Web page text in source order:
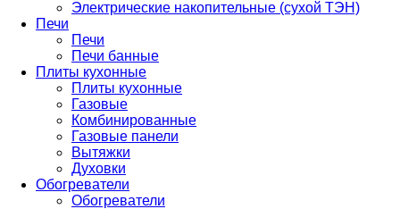
Электрические накопительные (сухой ТЭН)
Печи
Печи
Печи банные
Плиты кухонные
Плиты кухонные
Газовые
Комбинированные
Газовые панели
Вытяжки
Духовки
Обогреватели
Обогреватели